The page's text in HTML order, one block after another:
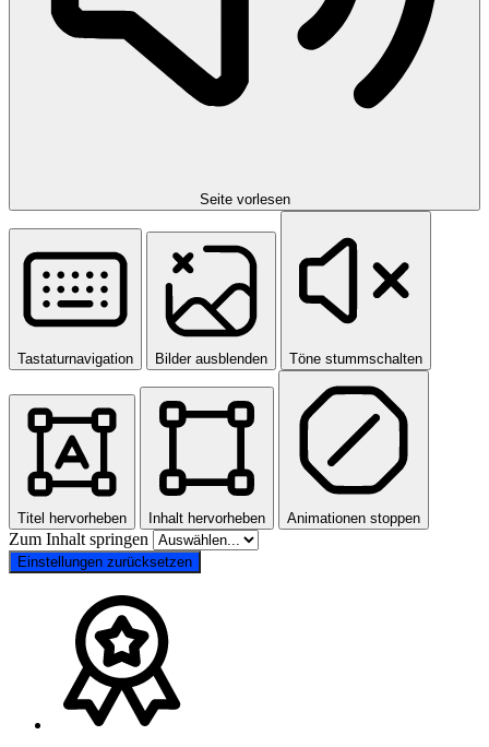
Seite vorlesen
Tastaturnavigation Bilder ausblenden Töne stummschalten
Titel hervorheben Inhalt hervorheben Animationen stoppen
Zum Inhalt springen
Einstellungen zurücksetzen